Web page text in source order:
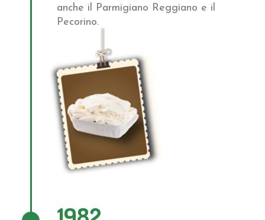
anche il Parmigiano Reggiano e il
Pecorino.